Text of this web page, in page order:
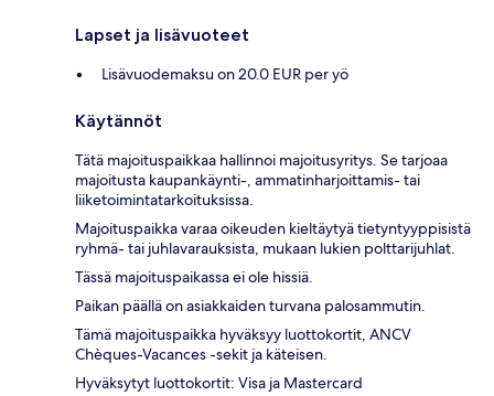
Lapset ja lisävuoteet
Lisävuodemaksu on 20.0 EUR per yö
Käytännöt
Tätä majoituspaikkaa hallinnoi majoitusyritys. Se tarjoaa
majoitusta kaupankäynti-, ammatinharjoittamis- tai
liiketoimintatarkoituksissa.
Majoituspaikka varaa oikeuden kieltäytyä tietyntyyppisistä
ryhmä- tai juhlavarauksista, mukaan lukien polttarijuhlat.
Tässä majoituspaikassa ei ole hissiä.
Paikan päällä on asiakkaiden turvana palosammutin.
Tämä majoituspaikka hyväksyy luottokortit, ANCV
Chèques-Vacances -sekit ja käteisen.
Hyväksytyt luottokortit: Visa ja Mastercard